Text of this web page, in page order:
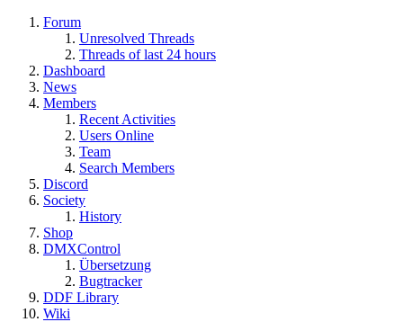
Forum
Unresolved Threads
Threads of last 24 hours
Dashboard
News
Members
Recent Activities
Users Online
Team
Search Members
Discord
Society
History
Shop
DMXControl
Übersetzung
Bugtracker
DDF Library
Wiki